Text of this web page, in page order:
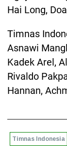
Hai Long,
Timnas
Asnawi
Kadek Arel,
Rivaldo
Hannan,
Timnas Indonesia